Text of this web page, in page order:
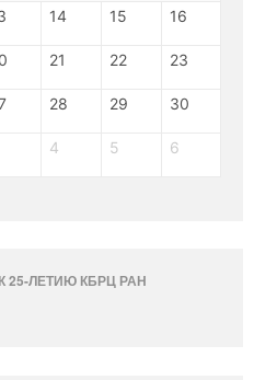
14 15 16
21 22 23
28 29 30
4 5 6
ЛЕТИЮ КБРЦ РАН